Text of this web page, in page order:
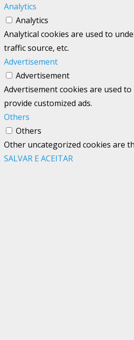
Analytics
Analytics
Analytical cookies are used to
traffic source, etc.
Advertisement
Advertisement
Advertisement cookies are used
provide customized ads.
Others
Others
Other uncategorized cookies are
SALVAR E ACEITAR